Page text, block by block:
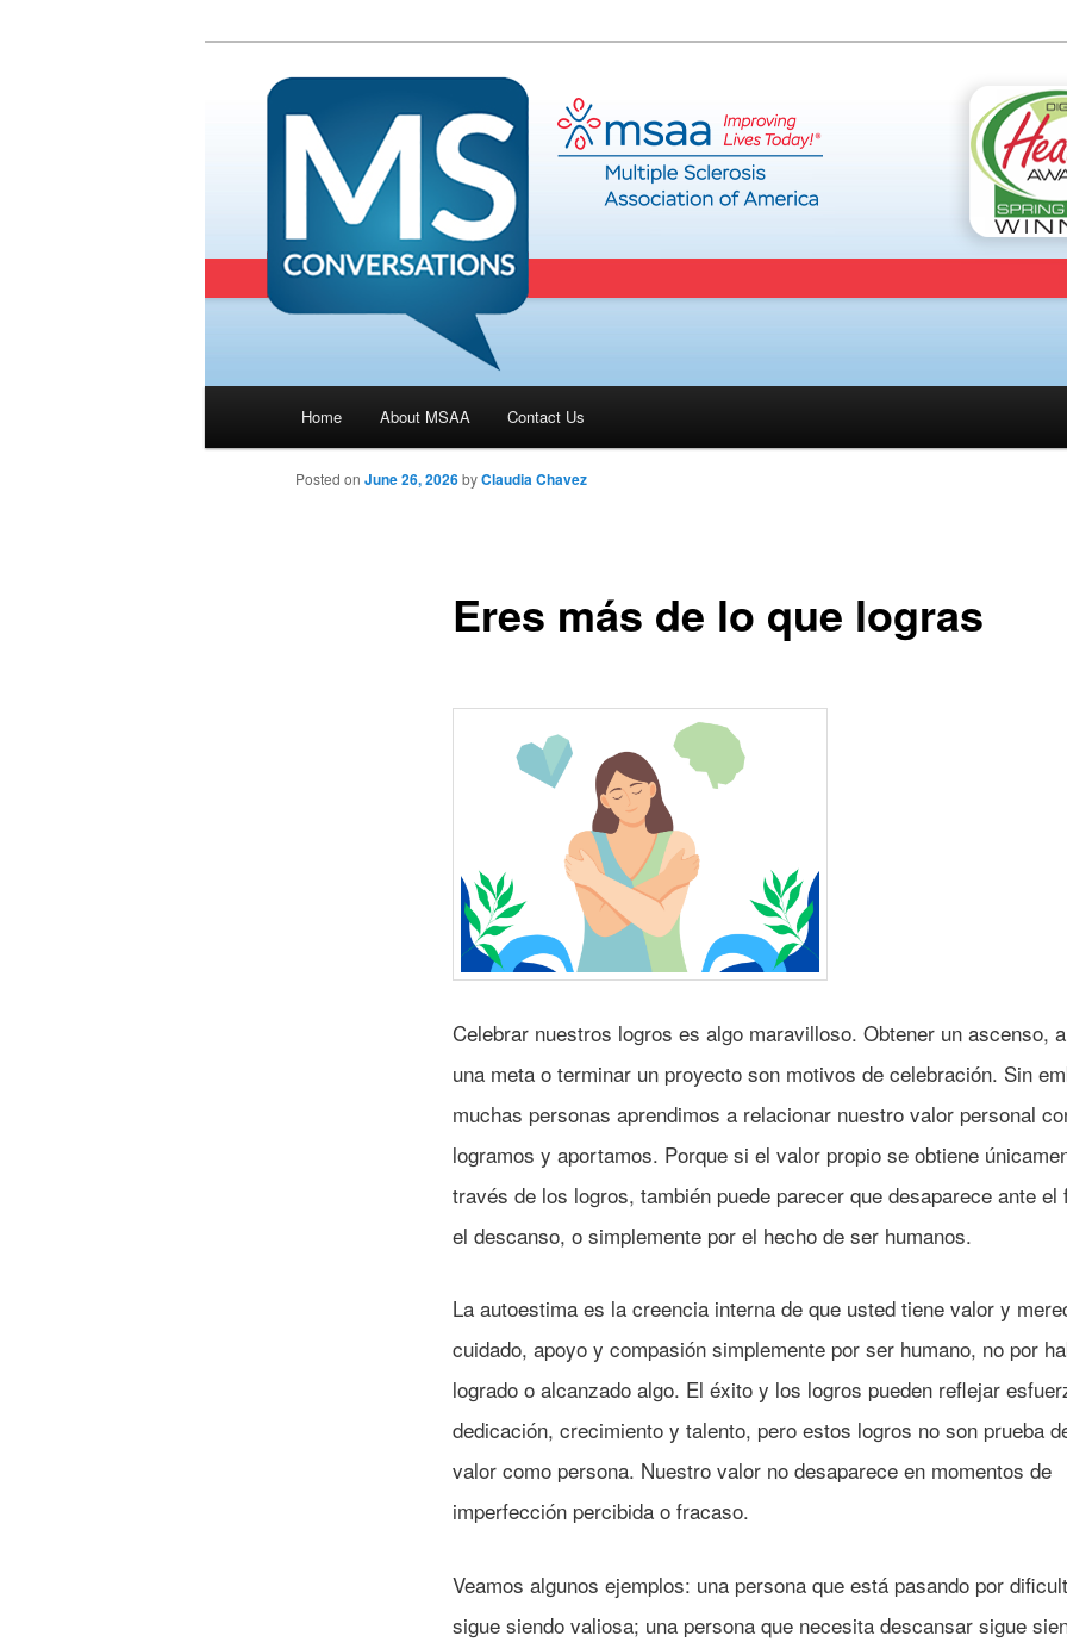
Skip to primary content
Home About MSAA Contact Us
Eres más de lo que logras
Posted on June 26, 2026byClaudia Chavez
Celebrar nuestros logros es algo maravilloso. Obtener un ascenso,
una meta o terminar un proyecto son motivos de celebración. Sin
muchas personas aprendimos a relacionar nuestro valor personal
logramos y aportamos. Porque si el valor propio se obtiene
través de los logros, también puede parecer que desaparece ante el
el descanso, o simplemente por el hecho de ser humanos.
La autoestima es la creencia interna de que usted tiene valor y
cuidado, apoyo y compasión simplemente por ser humano, no por
logrado o alcanzado algo. El éxito y los logros pueden reflejar
dedicación, crecimiento y talento, pero estos logros no son prueba
valor como persona. Nuestro valor no desaparece en momentos de
imperfección percibida o fracaso.
Veamos algunos ejemplos: una persona que está pasando por
sigue siendo valiosa; una persona que necesita descansar sigue